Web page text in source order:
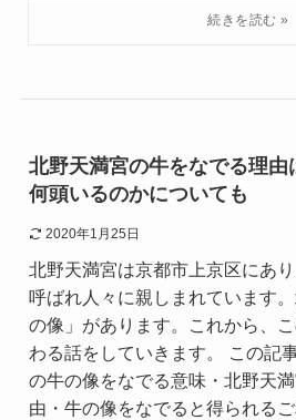
北野天満宮の牛をなでる理
何頭いるのかについても
2020年1月25日
北野天満宮は京都市上京区にあ
呼ばれ人々に親しまれています
の像」があります。これから、
わる話をしていきます。 この記
の牛の像をなでる意味・北野天
由・牛の像をなでると得られる